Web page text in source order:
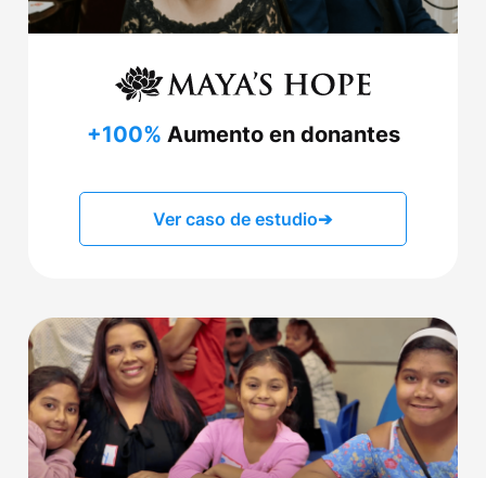
+100% Aumento en donantes
Ver caso de estudio➔